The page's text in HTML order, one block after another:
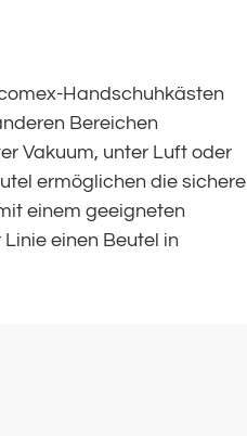
Handschuhkästen
Bereichen
Vakuum, unter Luft oder
ermöglichen die sichere
einem geeigneten
einen Beutel in